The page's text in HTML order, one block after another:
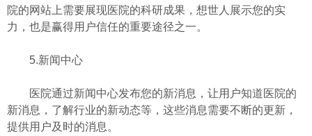
院的网站上需要展现医院的科研成果，想世人展示您的实
力，也是赢得用户信任的重要途径之一。
5.新闻中心
医院通过新闻中心发布您的新消息，让用户知道医院的
新消息，了解行业的新动态等，这些消息需要不断的更新，
提供用户及时的消息。